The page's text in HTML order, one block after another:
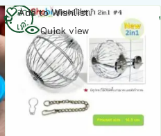
Add to Wishlist
Quick view
อ่าน
เพิ่ม